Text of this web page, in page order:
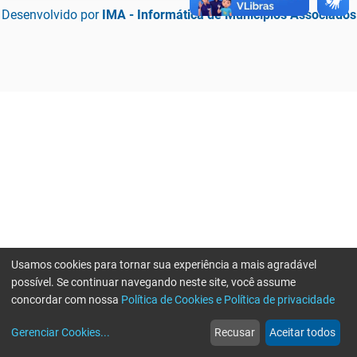
Desenvolvido por IMA - Informática de Municípios Associados
web
Notícias
more_horiz
Mais
Usamos cookies para tornar sua experiência a mais agradável
possível. Se continuar navegando neste site, você assume
concordar com nossa Política de Cookies e Política de privacidade
Gerenciar Cookies... Recusar Aceitar todos
Erro ao enviar informações, por favor tente novamente